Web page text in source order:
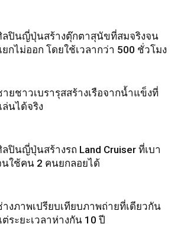
ลปินญี่ปุ่นสร้างตุ๊กตาสุนัขที่สมจริงจน
ยกไม่ออก โดยใช้เวลากว่า 500 ชั่วโมง
ายชาวเบรารุสสร้างเรือจากน้ำแข็งที่
ล่นได้จริง
ปินญี่ปุ่นสร้างรถ Land Cruiser ที่เบา
นใช้คน 2 คนยกลอยได้
างภาพเปรียบเทียบภาพถ่ายที่เดียวกัน
ต่ระยะเวลาห่างกัน 10 ปี